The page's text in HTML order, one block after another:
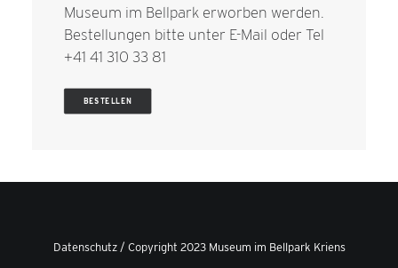
Museum im Bellpark erworben werden.
Bestellungen bitte unter E-Mail oder Tel
+41 41 310 33 81
BESTELLEN
Datenschutz/ Copyright 2023 Museum im Bellpark Kriens